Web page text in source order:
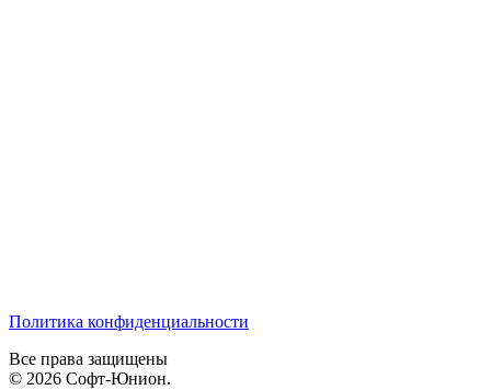
Политика конфиденциальности
Все права защищены
© 2026 Софт-Юнион.